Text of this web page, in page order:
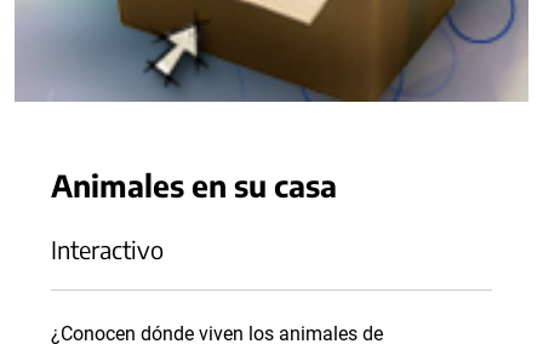
Animales en su casa
Interactivo
¿Conocen dónde viven los animales de